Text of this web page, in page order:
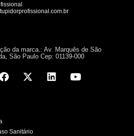
da marca.: Av. Marquês de São
São Paulo Cep: 01139-000
Sanitário